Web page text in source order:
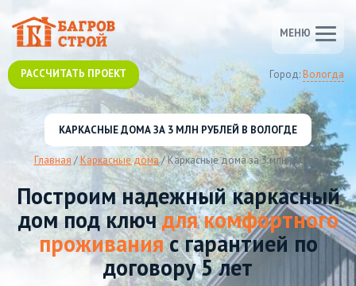
Город:Вологда
РАССЧИТАТЬ ПРОЕКТ
МЕНЮ
КАРКАСНЫЕ ДОМА ЗА 3 МЛН РУБЛЕЙ В ВОЛОГДЕ
Главная /Каркасные дома/Каркасные дома за 3 млн рублей
Построим надежный каркасный
дом под ключдля комфортного
проживанияс гарантией по
договору 5 лет